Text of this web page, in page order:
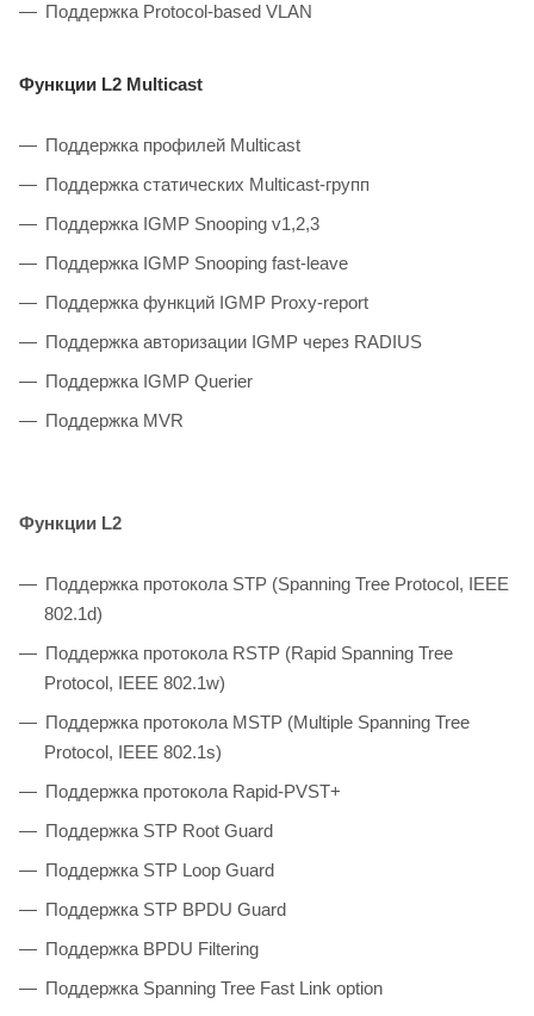
Поддержка Protocol-based VLAN
Функции L2 Multicast
Поддержка профилей Multicast
Поддержка статических Multicast-групп
Поддержка IGMP Snooping v1,2,3
Поддержка IGMP Snooping fast-leave
Поддержка функций IGMP Proxy-report
Поддержка авторизации IGMP через RADIUS
Поддержка IGMP Querier
Поддержка MVR
Функции L2
Поддержка протокола STP (Spanning Tree Protocol, IEEE
802.1d)
Поддержка протокола RSTP (Rapid Spanning Tree
Protocol, IEEE 802.1w)
Поддержка протокола MSTP (Multiple Spanning Tree
Protocol, IEEE 802.1s)
Поддержка протокола Rapid-PVST+
Поддержка STP Root Guard
Поддержка STP Loop Guard
Поддержка STP BPDU Guard
Поддержка BPDU Filtering
Поддержка Spanning Tree Fast Link option